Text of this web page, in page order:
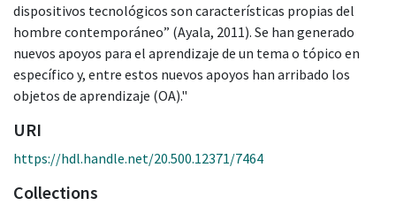
dispositivos tecnológicos son características propias del
hombre contemporáneo” (Ayala, 2011). Se han generado
nuevos apoyos para el aprendizaje de un tema o tópico en
específico y, entre estos nuevos apoyos han arribado los
objetos de aprendizaje (OA)."
URI
https://hdl.handle.net/20.500.12371/7464
Collections